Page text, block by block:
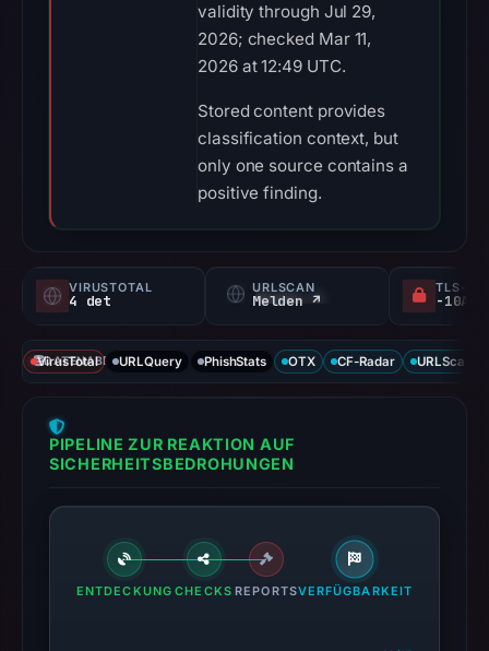
validity through Jul 29,
2026; checked Mar 11,
2026 at 12:49 UTC.
Stored content provides
classification context, but
only one source contains a
positive finding.
VIRUSTOTAL
4 det
URLSCAN
Melden ↗
TLS-
DATENABDECKUNG
VirusTotal URLQuery PhishStats OTX CF-Radar URLScan
PIPELINE ZUR REAKTION AUF
SICHERHEITSBEDROHUNGEN
ENTDECKUNG CHECKS REPORTSVERFÜGBARKEIT